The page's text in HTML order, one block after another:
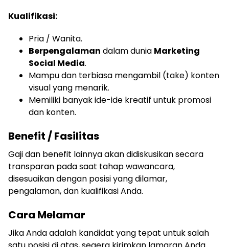
Kualifikasi:
Pria / Wanita.
Berpengalaman dalam dunia Marketing
Social Media.
Mampu dan terbiasa mengambil (take) konten
visual yang menarik.
Memiliki banyak ide-ide kreatif untuk promosi
dan konten.
Benefit / Fasilitas
Gaji dan benefit lainnya akan didiskusikan secara
transparan pada saat tahap wawancara,
disesuaikan dengan posisi yang dilamar,
pengalaman, dan kualifikasi Anda.
Cara Melamar
Jika Anda adalah kandidat yang tepat untuk salah